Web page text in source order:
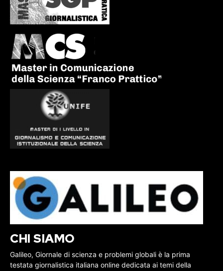
CHI SIAMO
Galileo, Giornale di scienza e problemi globali è la prima
testata giornalistica italiana online dedicata ai temi della